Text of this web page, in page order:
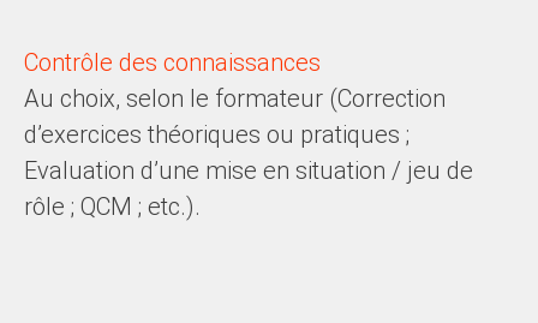
Contrôle des connaissances
Au choix, selon le formateur (Correction
d’exercices théoriques ou pratiques ;
Evaluation d’une mise en situation / jeu de
rôle ; QCM ; etc.).